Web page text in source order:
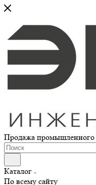
Продажа промышленного
Каталог
По всему сайту